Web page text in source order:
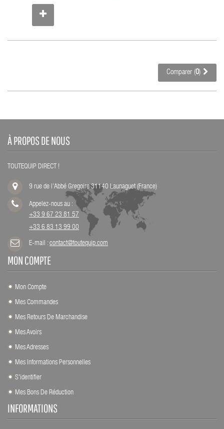
Comparer (0)
À PROPOS DE NOUS
TOUTEQUIP DIRECT !
9 rue de l’Abbé Gregoire 31140 Launaguet (France)
Appelez-nous au :
+33 9 67 23 81 57
+33 6 83 13 99 00
E-mail : contact@toutequip.com
MON COMPTE
Mon Compte
Mes Commandes
Mes Retours De Marchandise
Mes Avoirs
Mes Adresses
Mes Informations Personnelles
S'identifier
Mes Bons De Réduction
INFORMATIONS